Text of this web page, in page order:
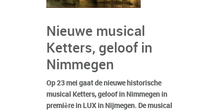
Nieuwe musical
Ketters, geloof in
Nimmegen
Op 23 mei gaat de nieuwe historische
musical Ketters, geloof in Nimmegen in
première in LUX in Nijmegen. De musical